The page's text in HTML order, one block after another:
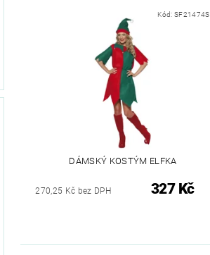
Kód: SF21474S
DÁMSKÝ KOSTÝM ELFKA
270,25 Kč bez DPH 327 Kč